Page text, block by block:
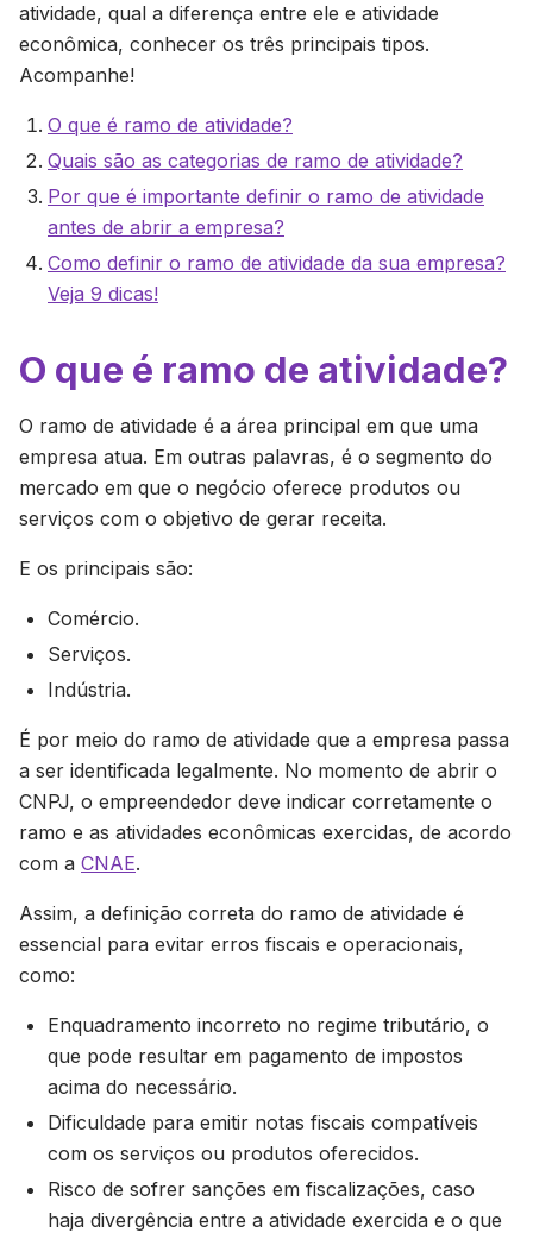
atividade, qual a diferença entre ele e atividade
econômica, conhecer os três principais tipos.
Acompanhe!
O que é ramo de atividade?
Quais são as categorias de ramo de atividade?
Por que é importante definir o ramo de atividade
antes de abrir a empresa?
Como definir o ramo de atividade da sua empresa?
Veja 9 dicas!
O que é ramo de atividade?
O ramo de atividade é a área principal em que uma
empresa atua. Em outras palavras, é o segmento do
mercado em que o negócio oferece produtos ou
serviços com o objetivo de gerar receita.
E os principais são:
Comércio.
Serviços.
Indústria.
É por meio do ramo de atividade que a empresa passa
a ser identificada legalmente. No momento de abrir o
CNPJ, o empreendedor deve indicar corretamente o
ramo e as atividades econômicas exercidas, de acordo
com a CNAE.
Assim, a definição correta do ramo de atividade é
essencial para evitar erros fiscais e operacionais,
como:
Enquadramento incorreto no regime tributário, o
que pode resultar em pagamento de impostos
acima do necessário.
Dificuldade para emitir notas fiscais compatíveis
com os serviços ou produtos oferecidos.
Risco de sofrer sanções em fiscalizações, caso
haja divergência entre a atividade exercida e o que